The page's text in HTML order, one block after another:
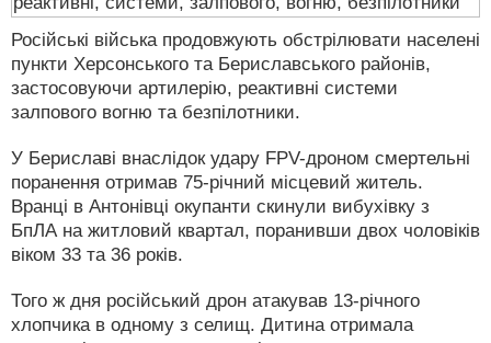
Російські війська продовжують обстрілювати населені
пункти Херсонського та Бериславського районів,
застосовуючи артилерію, реактивні системи
залпового вогню та безпілотники.
У Бериславі внаслідок удару FPV-дроном смертельні
поранення отримав 75-річний місцевий житель.
Вранці в Антонівці окупанти скинули вибухівку з
БпЛА на житловий квартал, поранивши двох чоловіків
віком 33 та 36 років.
Того ж дня російський дрон атакував 13-річного
хлопчика в одному з селищ. Дитина отримала